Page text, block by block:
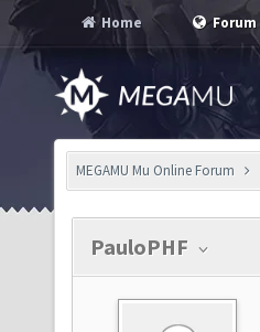
Home Forum
MEGAMU Mu Online Forum
PauloPHF